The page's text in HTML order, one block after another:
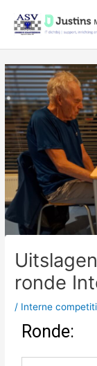
naar
inhoud
ronde
/ Interne
Ronde:
Bericht
navigatie